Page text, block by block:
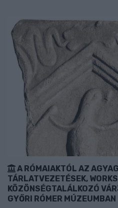
A RÓMAIAKTÓL AZ
TÁRLATVEZETÉSEK,
KÖZÖNSÉGTALÁLKOZÓ
GYŐRI RÓMER MÚZEUMBAN